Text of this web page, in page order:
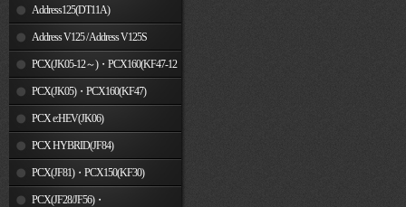
Address125(DT11A)
Address V125 / Address V125S
PCX(JK05-12～)・PCX160(KF47-12
～) PCX(JK05)・PCX160(KF47)
PCX e:HEV(JK06)
PCX HYBRID(JF84)
PCX(JF81)・PCX150(KF30)
PCX(JF28/JF56)・